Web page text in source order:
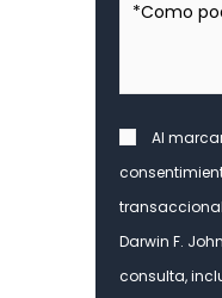
nuevo?
podemos
*
Consent
Al
Darwin F.
consulta,